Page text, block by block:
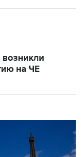
на ЧЕ